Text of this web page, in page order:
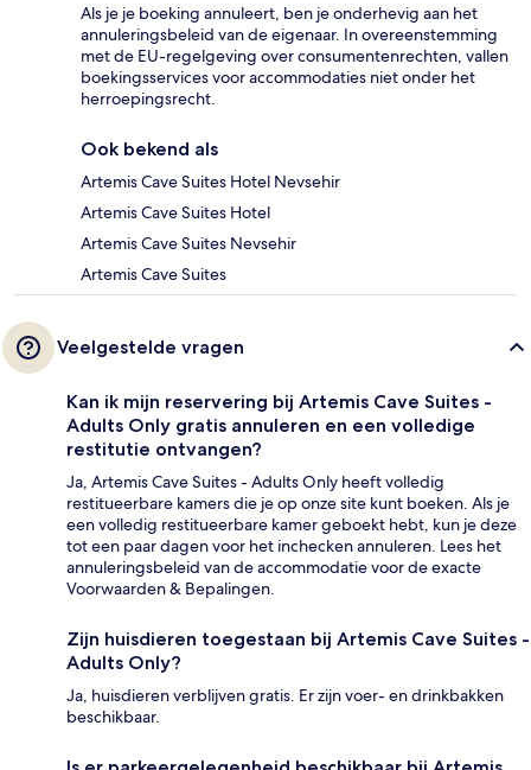
Als je je boeking annuleert, ben je onderhevig aan het
annuleringsbeleid van de eigenaar. In overeenstemming
met de EU-regelgeving over consumentenrechten, vallen
boekingsservices voor accommodaties niet onder het
herroepingsrecht.
Ook bekend als
Artemis Cave Suites Hotel Nevsehir
Artemis Cave Suites Hotel
Artemis Cave Suites Nevsehir
Artemis Cave Suites
Veelgestelde vragen
Kan ik mijn reservering bij Artemis Cave Suites -
Adults Only gratis annuleren en een volledige
restitutie ontvangen?
Ja, Artemis Cave Suites - Adults Only heeft volledig
restitueerbare kamers die je op onze site kunt boeken. Als je
een volledig restitueerbare kamer geboekt hebt, kun je deze
tot een paar dagen voor het inchecken annuleren. Lees het
annuleringsbeleid van de accommodatie voor de exacte
Voorwaarden & Bepalingen.
Zijn huisdieren toegestaan bij Artemis Cave Suites -
Adults Only?
Ja, huisdieren verblijven gratis. Er zijn voer- en drinkbakken
beschikbaar.